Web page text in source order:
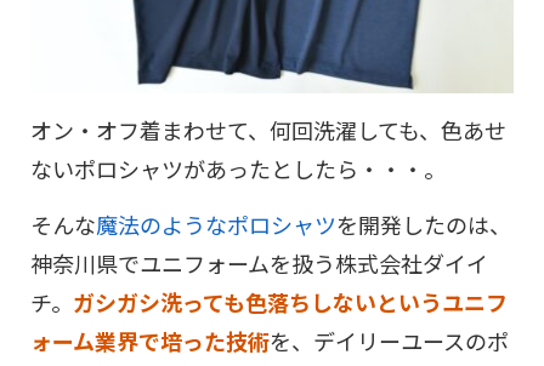
オン・オフ着まわせて、何回洗濯しても、色あせ
ないポロシャツがあったとしたら・・・。
そんな魔法のようなポロシャツを開発したのは、
神奈川県でユニフォームを扱う株式会社ダイイ
チ。 ガシガシ洗っても色落ちしないというユニフ
ォーム業界で培った技術を、デイリーユースのポ